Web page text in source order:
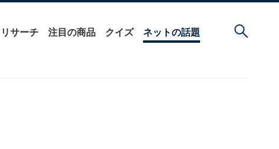
リサーチ 注目の商品 クイズ ネットの話題